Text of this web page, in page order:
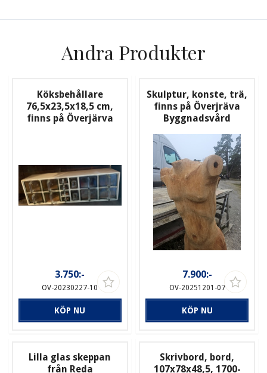
Andra Produkter
Köksbehållare
76,5x23,5x18,5 cm,
finns på Överjärva
3.750:-
OV-20230227-10
KÖP NU
Skulptur, konste, trä,
finns på Överjräva
Byggnadsvård
7.900:-
OV-20251201-07
KÖP NU
Lilla glas skeppan
från Reda
Skrivbord, bord,
107x78x48,5, 1700-